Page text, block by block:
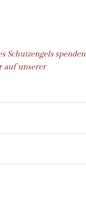
Schutzengels spenden
auf unserer